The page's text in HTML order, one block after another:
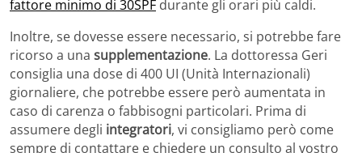
fattore minimo di 30SPF durante gli orari più caldi.
Inoltre, se dovesse essere necessario, si potrebbe fare
ricorso a una supplementazione. La dottoressa Geri
consiglia una dose di 400 UI (Unità Internazionali)
giornaliere, che potrebbe essere però aumentata in
caso di carenza o fabbisogni particolari. Prima di
assumere degli integratori, vi consigliamo però come
sempre di contattare e chiedere un consulto al vostro